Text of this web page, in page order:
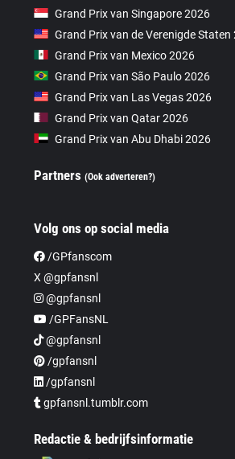
Grand Prix van Singapore 2026
Grand Prix van de Verenigde Staten
Grand Prix van Mexico 2026
Grand Prix van São Paulo 2026
Grand Prix van Las Vegas 2026
Grand Prix van Qatar 2026
Grand Prix van Abu Dhabi 2026
Partners(Ook adverteren?)
Volg ons op social media
/GPfanscom
X @gpfansnl
@gpfansnl
/GPFansNL
@gpfansnl
/gpfansnl
/gpfansnl
gpfansnl.tumblr.com
Redactie & bedrijfsinformatie